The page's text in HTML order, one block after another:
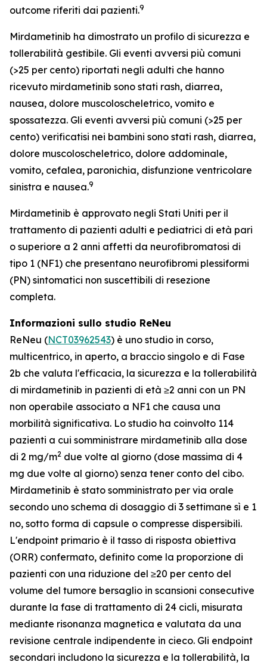
outcome riferiti dai pazienti.9
Mirdametinib ha dimostrato un profilo di sicurezza e
tollerabilità gestibile. Gli eventi avversi più comuni
(>25 per cento) riportati negli adulti che hanno
ricevuto mirdametinib sono stati rash, diarrea,
nausea, dolore muscoloscheletrico, vomito e
spossatezza. Gli eventi avversi più comuni (>25 per
cento) verificatisi nei bambini sono stati rash, diarrea,
dolore muscoloscheletrico, dolore addominale,
vomito, cefalea, paronichia, disfunzione ventricolare
sinistra e nausea.9
Mirdametinib è approvato negli Stati Uniti per il
trattamento di pazienti adulti e pediatrici di età pari
o superiore a 2 anni affetti da neurofibromatosi di
tipo 1 (NF1) che presentano neurofibromi plessiformi
(PN) sintomatici non suscettibili di resezione
completa.
Informazioni sullo studio ReNeu
ReNeu (NCT03962543) è uno studio in corso,
multicentrico, in aperto, a braccio singolo e di Fase
2b che valuta l'efficacia, la sicurezza e la tollerabilità
di mirdametinib in pazienti di età ≥2 anni con un PN
non operabile associato a NF1 che causa una
morbilità significativa. Lo studio ha coinvolto 114
pazienti a cui somministrare mirdametinib alla dose
di 2 mg/m2 due volte al giorno (dose massima di 4
mg due volte al giorno) senza tener conto del cibo.
Mirdametinib è stato somministrato per via orale
secondo uno schema di dosaggio di 3 settimane sì e 1
no, sotto forma di capsule o compresse dispersibili.
L'endpoint primario è il tasso di risposta obiettiva
(ORR) confermato, definito come la proporzione di
pazienti con una riduzione del ≥20 per cento del
volume del tumore bersaglio in scansioni consecutive
durante la fase di trattamento di 24 cicli, misurata
mediante risonanza magnetica e valutata da una
revisione centrale indipendente in cieco. Gli endpoint
secondari includono la sicurezza e la tollerabilità, la